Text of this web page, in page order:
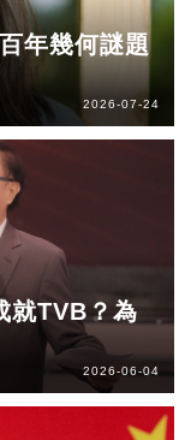
年幾何謎題
2026-07-24
就TVB？為
2026-06-04